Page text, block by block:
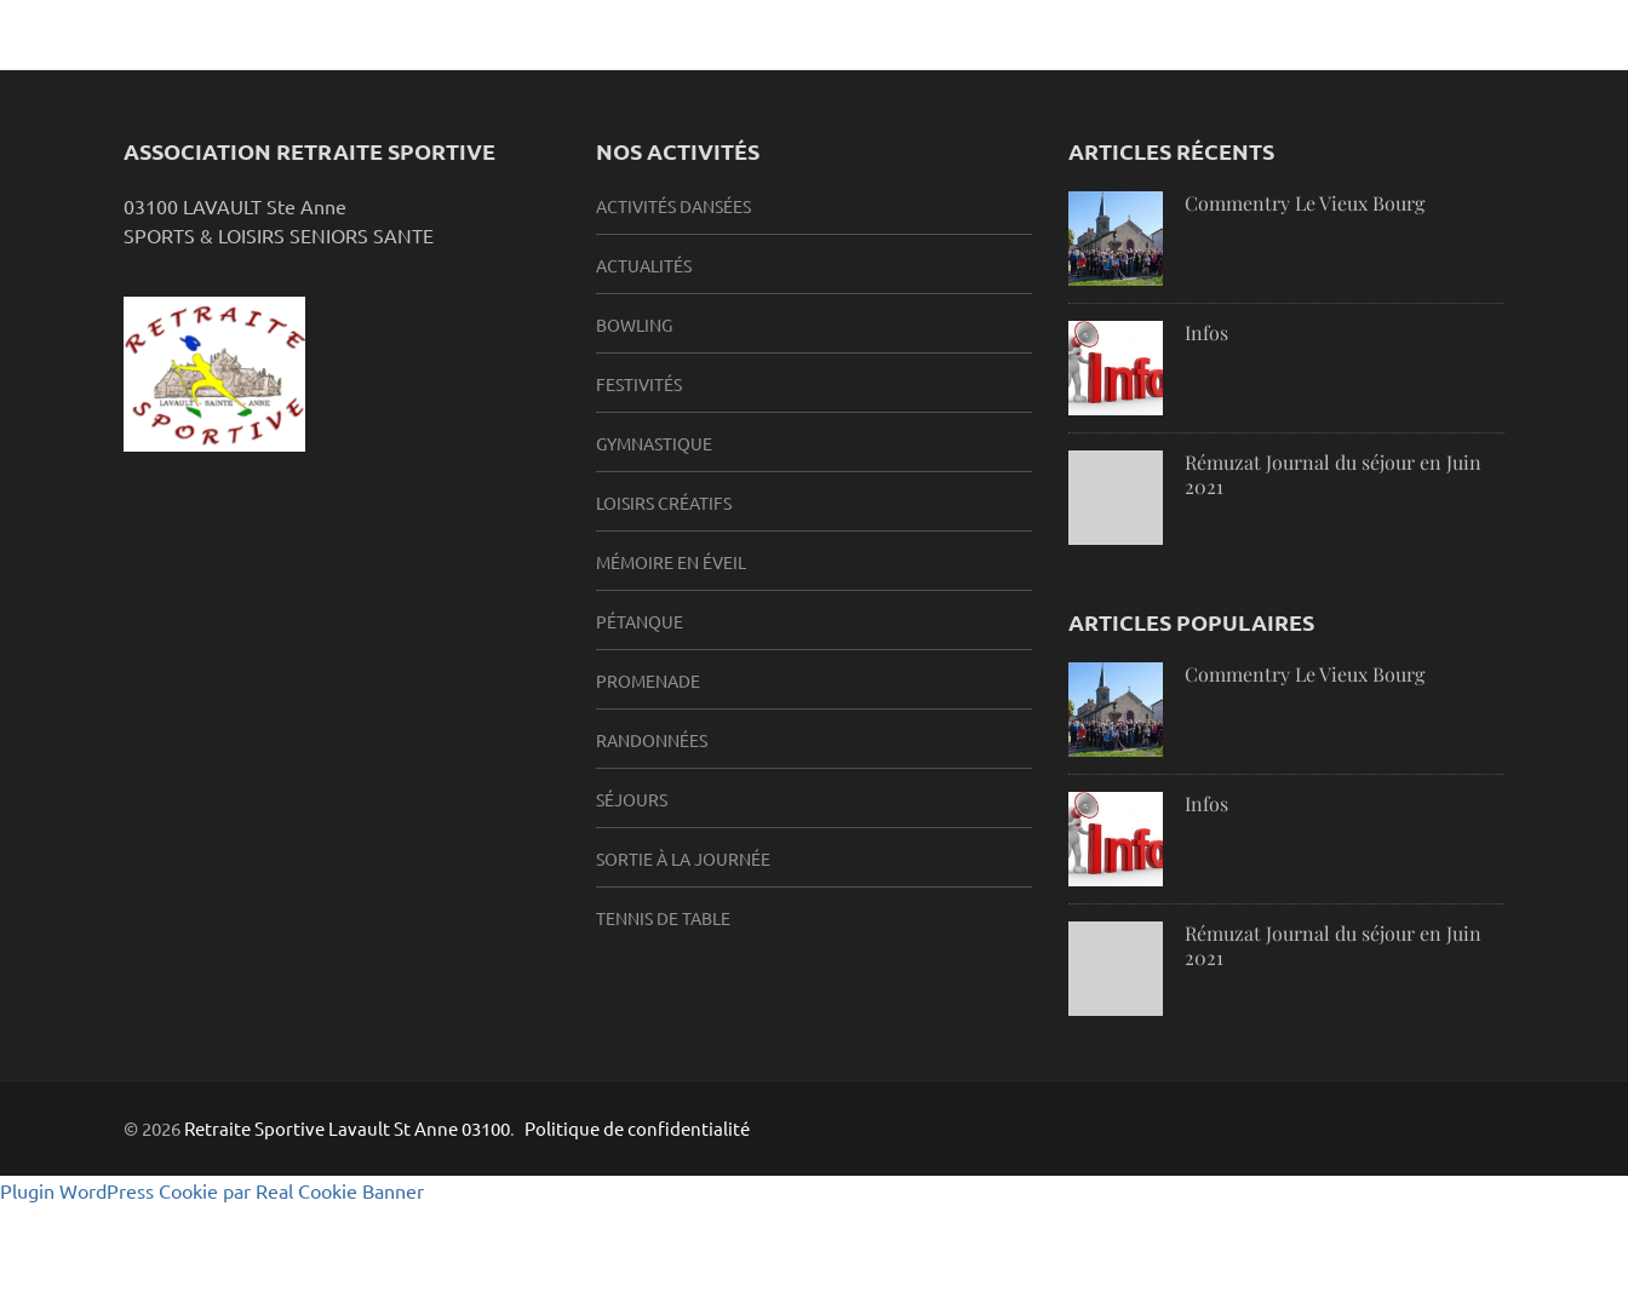
ASSOCIATION RETRAITE SPORTIVE
03100 LAVAULT Ste Anne
SPORTS & LOISIRS SENIORS SANTE
NOS ACTIVITÉS
ACTIVITÉS DANSÉES
ACTUALITÉS
BOWLING
FESTIVITÉS
GYMNASTIQUE
LOISIRS CRÉATIFS
MÉMOIRE EN ÉVEIL
PÉTANQUE
PROMENADE
RANDONNÉES
SÉJOURS
SORTIE À LA JOURNÉE
TENNIS DE TABLE
ARTICLES RÉCENTS
Commentry Le Vieux Bourg
Infos
Rémuzat Journal du séjour en Juin
2021
ARTICLES POPULAIRES
Commentry Le Vieux Bourg
Infos
Rémuzat Journal du séjour en Juin
2021
© 2026 Retraite Sportive Lavault St Anne 03100. Politique de confidentialité
Plugin WordPress Cookie par Real Cookie Banner